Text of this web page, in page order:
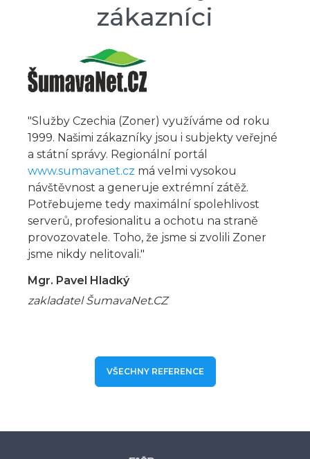
zákazníci
"Služby Czechia (Zoner) využíváme od roku
1999. Našimi zákazníky jsou i subjekty veřejné
a státní správy. Regionální portál
www.sumavanet.cz má velmi vysokou
návštěvnost a generuje extrémní zátěž.
Potřebujeme tedy maximální spolehlivost
serverů, profesionalitu a ochotu na straně
provozovatele. Toho, že jsme si zvolili Zoner
jsme nikdy nelitovali."
Mgr. Pavel Hladký
zakladatel ŠumavaNet.CZ
VŠECHNY REFERENCE